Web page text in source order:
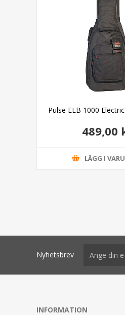
Pulse ELB 1000
489,00
LÄGG I
Nyhetsbrev
INFORMATION